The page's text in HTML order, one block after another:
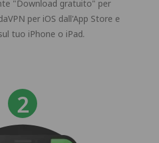
"Download gratuito" per
per iOS dall'App Store e
tuo iPhone o iPad.